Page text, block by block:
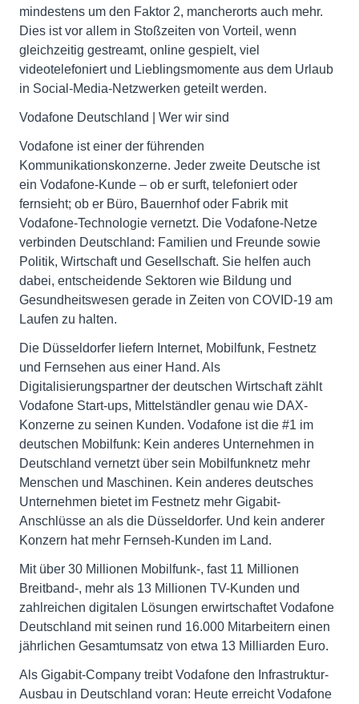
mindestens um den Faktor 2, mancherorts auch mehr.
Dies ist vor allem in Stoßzeiten von Vorteil, wenn
gleichzeitig gestreamt, online gespielt, viel
videotelefoniert und Lieblingsmomente aus dem Urlaub
in Social-Media-Netzwerken geteilt werden.
Vodafone Deutschland | Wer wir sind
Vodafone ist einer der führenden
Kommunikationskonzerne. Jeder zweite Deutsche ist
ein Vodafone-Kunde – ob er surft, telefoniert oder
fernsieht; ob er Büro, Bauernhof oder Fabrik mit
Vodafone-Technologie vernetzt. Die Vodafone-Netze
verbinden Deutschland: Familien und Freunde sowie
Politik, Wirtschaft und Gesellschaft. Sie helfen auch
dabei, entscheidende Sektoren wie Bildung und
Gesundheitswesen gerade in Zeiten von COVID-19 am
Laufen zu halten.
Die Düsseldorfer liefern Internet, Mobilfunk, Festnetz
und Fernsehen aus einer Hand. Als
Digitalisierungspartner der deutschen Wirtschaft zählt
Vodafone Start-ups, Mittelständler genau wie DAX-
Konzerne zu seinen Kunden. Vodafone ist die #1 im
deutschen Mobilfunk: Kein anderes Unternehmen in
Deutschland vernetzt über sein Mobilfunknetz mehr
Menschen und Maschinen. Kein anderes deutsches
Unternehmen bietet im Festnetz mehr Gigabit-
Anschlüsse an als die Düsseldorfer. Und kein anderer
Konzern hat mehr Fernseh-Kunden im Land.
Mit über 30 Millionen Mobilfunk-, fast 11 Millionen
Breitband-, mehr als 13 Millionen TV-Kunden und
zahlreichen digitalen Lösungen erwirtschaftet Vodafone
Deutschland mit seinen rund 16.000 Mitarbeitern einen
jährlichen Gesamtumsatz von etwa 13 Milliarden Euro.
Als Gigabit-Company treibt Vodafone den Infrastruktur-
Ausbau in Deutschland voran: Heute erreicht Vodafone